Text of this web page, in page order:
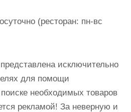
(ресторан: пн-вс
исключительно
для помощи
необходимых товаров
рекламой! За неверную и